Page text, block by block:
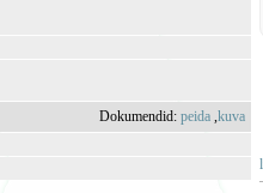
Dokumendid:peida ,kuva